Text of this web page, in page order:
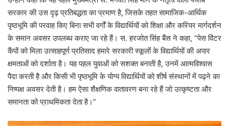
सरकार की उस दृढ़ प्रतिबद्धता का प्रमाण है, जिसके तहत सामाजिक-आर्थिक
पृष्ठभूमि की परवाह किए बिना सभी वर्गों के विद्यार्थियों को शिक्षा और करियर मार्गदर्शन
के समान अवसर उपलब्ध कराए जा रहे हैं। स. हरजोत सिंह बैंस ने कहा, “पेस विंटर
कैंपों को मिला उत्साहपूर्ण प्रतिसाद हमारे सरकारी स्कूलों के विद्यार्थियों की अपार
क्षमताओं को दर्शाता है। यह पहल युवाओं को सशक्त बनाती है, उनमें आत्मविश्वास
पैदा करती है और किसी भी पृष्ठभूमि के योग्य विद्यार्थियों को शीर्ष संस्थानों में पढ़ने का
निष्पक्ष अवसर देती है। हम ऐसा शैक्षणिक वातावरण बना रहे हैं जो उत्कृष्टता और
समानता को प्राथमिकता देता है।”